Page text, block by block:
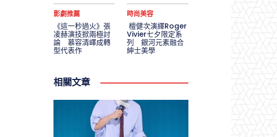
影劇推薦
《這一秒過火》張
凌赫演技掀兩極討
論 慕容清嶧成轉
型代表作
時尚美容
檀健次演繹Roger
Vivier七夕限定系
列 銀河元素融合
紳士美學
相關文章